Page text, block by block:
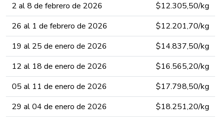
2 al 8 de febrero de 202​6​​​​​​​
$12.305,50​​​/kg​​
26 al 1 de febrero de 202​6​​​​​​​
$12.201,70​​​/kg​​
19 al 25 de enero de 202​6​​​​​​​
$14.837,50​​​/kg​​
12 al 18 de enero de 202​6​​​​​​​
$16.565,20​​​/kg​​
05 al 11 de enero de 202​6​​​​​​​
$17.798,50​​​/kg​​
29 al 04 de enero de 202​6​​​​​​​
​​$18.251,20​​​/kg​​